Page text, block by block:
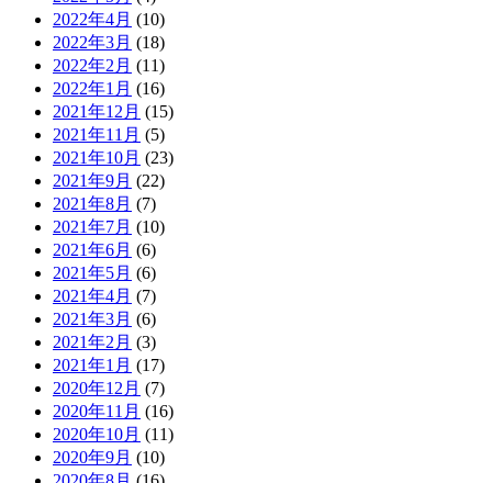
2022年4月 (10)
2022年3月 (18)
2022年2月 (11)
2022年1月 (16)
2021年12月 (15)
2021年11月 (5)
2021年10月 (23)
2021年9月 (22)
2021年8月 (7)
2021年7月 (10)
2021年6月 (6)
2021年5月 (6)
2021年4月 (7)
2021年3月 (6)
2021年2月 (3)
2021年1月 (17)
2020年12月 (7)
2020年11月 (16)
2020年10月 (11)
2020年9月 (10)